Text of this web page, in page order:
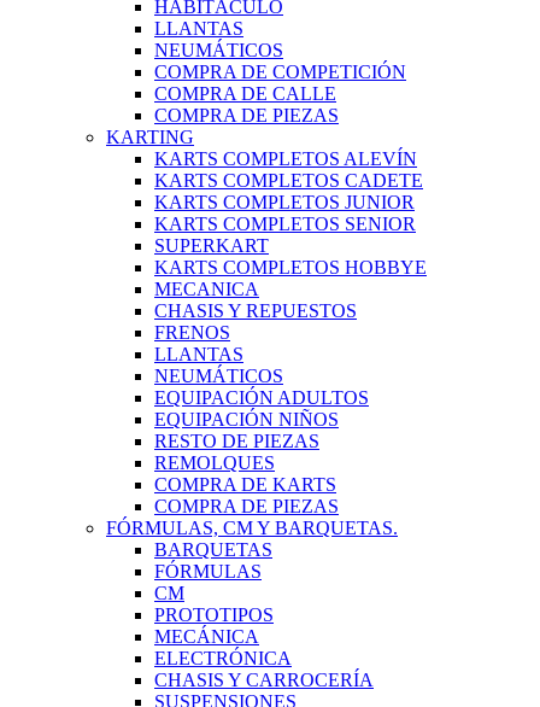
HABITÁCULO
LLANTAS
NEUMÁTICOS
COMPRA DE COMPETICIÓN
COMPRA DE CALLE
COMPRA DE PIEZAS
KARTING
KARTS COMPLETOS ALEVÍN
KARTS COMPLETOS CADETE
KARTS COMPLETOS JUNIOR
KARTS COMPLETOS SENIOR
SUPERKART
KARTS COMPLETOS HOBBYE
MECANICA
CHASIS Y REPUESTOS
FRENOS
LLANTAS
NEUMÁTICOS
EQUIPACIÓN ADULTOS
EQUIPACIÓN NIÑOS
RESTO DE PIEZAS
REMOLQUES
COMPRA DE KARTS
COMPRA DE PIEZAS
FÓRMULAS, CM Y BARQUETAS.
BARQUETAS
FÓRMULAS
CM
PROTOTIPOS
MECÁNICA
ELECTRÓNICA
CHASIS Y CARROCERÍA
SUSPENSIONES